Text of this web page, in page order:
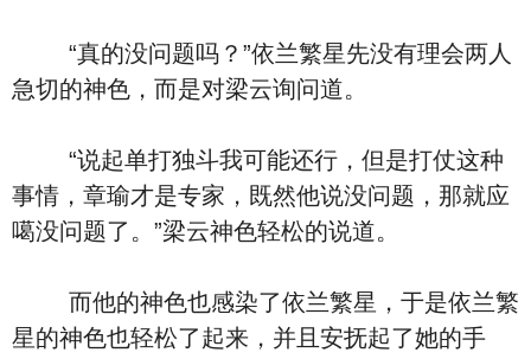
“真的没问题吗？”依兰繁星先没有理会两人
急切的神色，而是对梁云询问道。
“说起单打独斗我可能还行，但是打仗这种
事情，章瑜才是专家，既然他说没问题，那就应
噶没问题了。”梁云神色轻松的说道。
而他的神色也感染了依兰繁星，于是依兰繁
星的神色也轻松了起来，并且安抚起了她的手